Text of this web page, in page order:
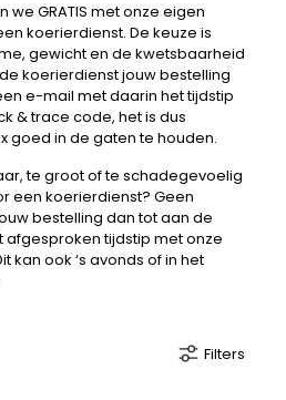
GRATIS met onze eigen
koerierdienst. De keuze is
gewicht en de kwetsbaarheid
koerierdienst jouw bestelling
e-mail met daarin het tijdstip
& trace code, het is dus
goed in de gaten te houden.
te groot of te schadegevoelig
een koerierdienst? Geen
bestelling dan tot aan de
tijdstip met onze
kan ook ‘s avonds of in het
Filters